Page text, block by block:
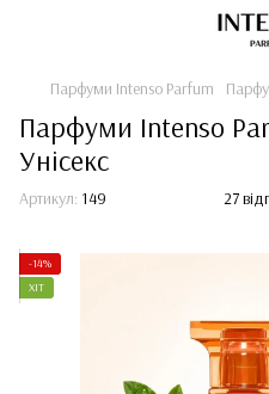
Парфуми Intenso Parfum
Парфуми Intenso
Унісекс
Артикул: 149 27
-14%
ХІТ